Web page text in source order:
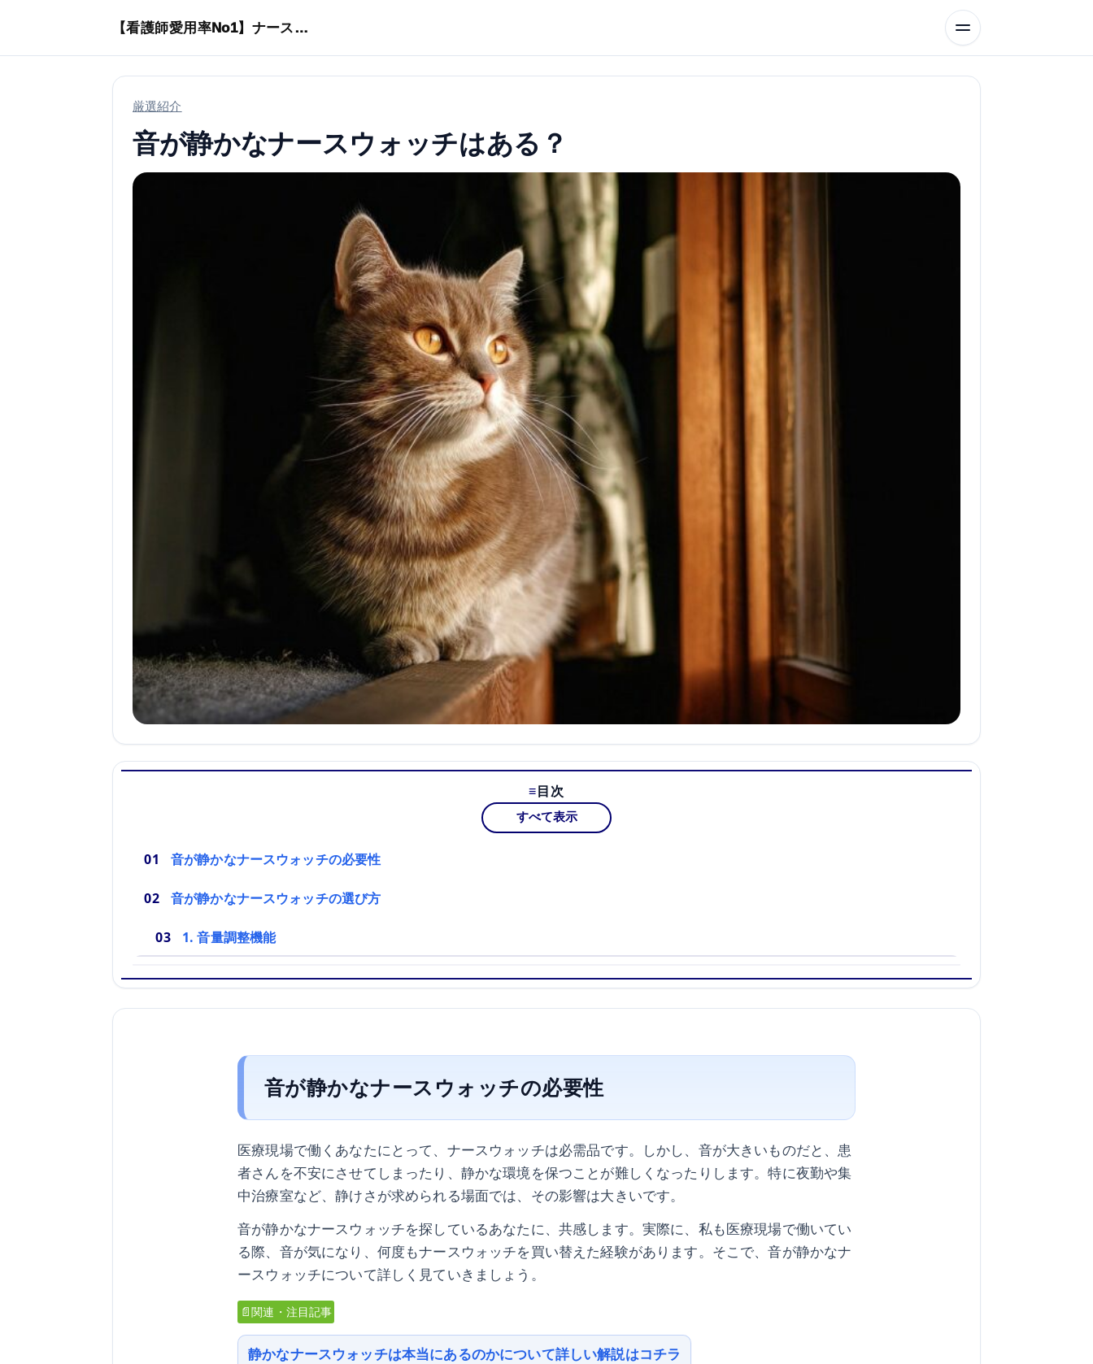
【看護師愛用率No1】ナースリーで人気の商品はコレ
厳選紹介
音が静かなナースウォッチはある？
目次
すべて表示
音が静かなナースウォッチの必要性
音が静かなナースウォッチの選び方
1. 音量調整機能
音が静かなナースウォッチの必要性
医療現場で働くあなたにとって、ナースウォッチは必需品です。しかし、音が大きいものだと、患
者さんを不安にさせてしまったり、静かな環境を保つことが難しくなったりします。特に夜勤や集
中治療室など、静けさが求められる場面では、その影響は大きいです。
音が静かなナースウォッチを探しているあなたに、共感します。実際に、私も医療現場で働いてい
る際、音が気になり、何度もナースウォッチを買い替えた経験があります。そこで、音が静かなナ
ースウォッチについて詳しく見ていきましょう。
📄関連・注目記事
静かなナースウォッチは本当にあるのかについて詳しい解説はコチラ